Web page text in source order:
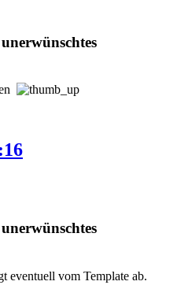
eventuell vom Template ab.